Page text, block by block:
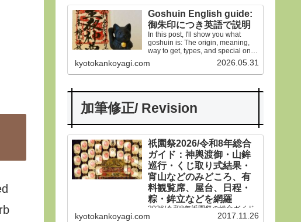
Goshuin English guide:
御朱印につき英語で説明
In this post, I'll show you what
goshuin is: The origin, meaning,
way to get, types, and special ones
in Gion Matsuri festival.
kyotokankoyagi.com 2026.05.31
加筆修正/ Revision
祇園祭2026/令和8年総合
ガイド：神輿渡御・山鉾
巡行・くじ取り式結果・
宵山などのみどころ、有
料観覧席、屋台、日程・
粽・鉾立などを網羅
2026/令和8年祇園祭の総合ガイド
です。本年は神輿渡御、山鉾巡
kyotokankoyagi.com 2017.11.26